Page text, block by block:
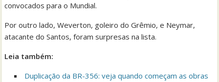
convocados para o Mundial.
Por outro lado, Weverton, goleiro do Grêmio, e Neymar,
atacante do Santos, foram surpresas na lista.
Leia também:
Duplicação da BR-356: veja quando começam as obras